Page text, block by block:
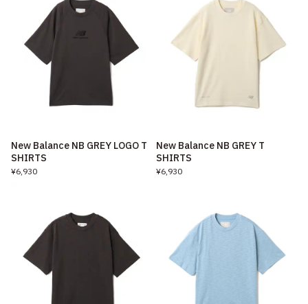
New Balance NB GREY LOGO T
SHIRTS
¥6,930
New Balance NB GREY T
SHIRTS
¥6,930